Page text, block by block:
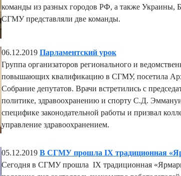
команды из разных городов РФ, а также Украины,
СГМУ представляли две команды.
06.12.2019 Парламентский урок
Группа организаторов регионального и
повышающих квалификацию в СГМУ, посетила
Собрание депутатов. Врачи встретились с
политике, здравоохранению и спорту С.Д.
специфике законодательной работы и призвал
управление здравоохранением.
05.12.2019 В СГМУ прошла IX традиционная
Сегодня в СГМУ прошла IX традиционная